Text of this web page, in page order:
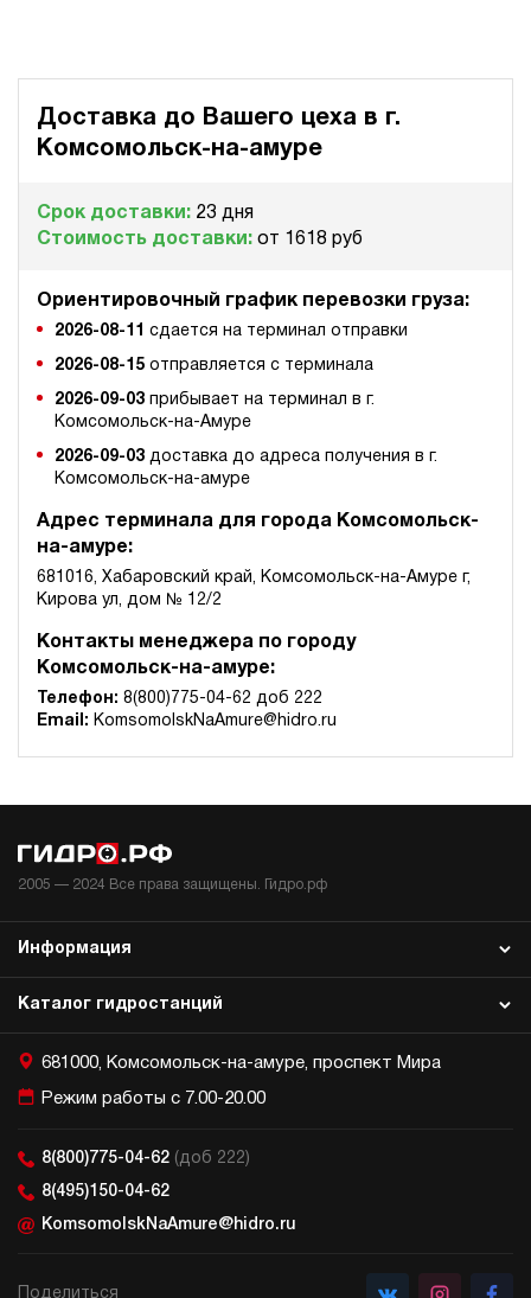
Доставка до Вашего цеха в г.
Комсомольск-на-амуре
Срок доставки: 23 дня
Стоимость доставки: от 1618 руб
Ориентировочный график перевозки груза:
2026-08-11 сдается на терминал отправки
2026-08-15 отправляется с терминала
2026-09-03 прибывает на терминал в г.
Комсомольск-на-Амуре
2026-09-03 доставка до адреса получения в г.
Комсомольск-на-амуре
Адрес терминала для города Комсомольск-
на-амуре:
681016, Хабаровский край, Комсомольск-на-Амуре г,
Кирова ул, дом № 12/2
Контакты менеджера по городу
Комсомольск-на-амуре:
Телефон: 8(800)775-04-62 доб 222
Email: KomsomolskNaAmure@hidro.ru
2005 — 2024 Все права защищены. Гидро.рф
Каталог гидростанций
Информация
681000, Комсомольск-на-амуре, проспект Мира
Режим работы с 7.00-20.00
8(800)775-04-62 (доб 222)
8(495)150-04-62
KomsomolskNaAmure@hidro.ru
Поделиться